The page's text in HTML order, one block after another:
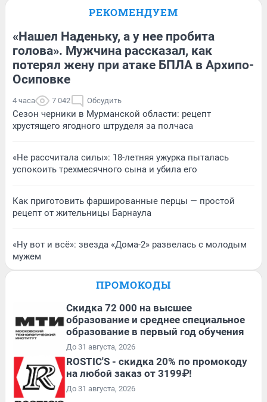
РЕКОМЕНДУЕМ
«Нашел Наденьку, а у нее пробита
голова». Мужчина рассказал, как
потерял жену при атаке БПЛА в Архипо-
Осиповке
4 часа 7 042 Обсудить
Сезон черники в Мурманской области: рецепт
хрустящего ягодного штруделя за полчаса
«Не рассчитала силы»: 18-летняя ужурка пыталась
успокоить трехмесячного сына и убила его
Как приготовить фаршированные перцы — простой
рецепт от жительницы Барнаула
«Ну вот и всё»: звезда «Дома-2» развелась с молодым
мужем
ПРОМОКОДЫ
Скидка 72 000 на высшее
образование и среднее специальное
образование в первый год обучения
До 31 августа, 2026
ROSTIC'S - скидка 20% по промокоду
на любой заказ от 3199₽!
До 31 августа, 2026